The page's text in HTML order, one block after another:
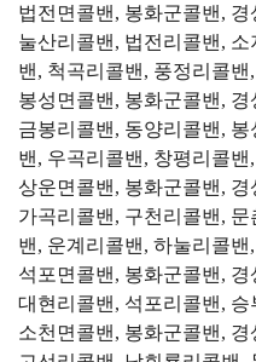
법전면콜밴, 봉화군콜밴, 경
눌산리콜밴, 법전리콜밴,
밴, 척곡리콜밴, 풍정리콜밴,
봉성면콜밴, 봉화군콜밴, 경
금봉리콜밴, 동양리콜밴,
밴, 우곡리콜밴, 창평리콜밴,
상운면콜밴, 봉화군콜밴, 경
가곡리콜밴, 구천리콜밴,
밴, 운계리콜밴, 하눌리콜밴
석포면콜밴, 봉화군콜밴, 경
대현리콜밴, 석포리콜밴, 승
소천면콜밴, 봉화군콜밴, 경